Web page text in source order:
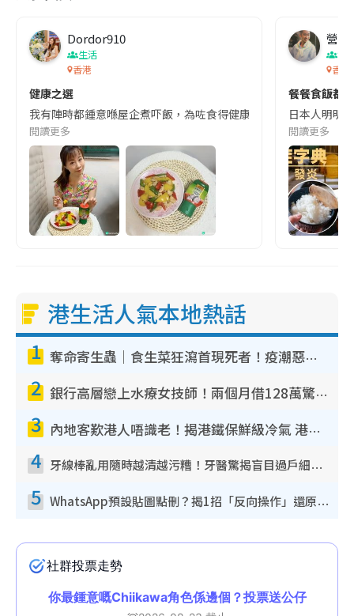
Dordor910
生活
香港
健康之選
我有陣時都鍾意喺屋企煮吓飯，為咗食得健康又美味，我最近愛
閱讀更多
營養
食
香港
餐餐食飯都
日本人明明
閱讀更多
港生活人氣本地熱話
1 奪命寄生蟲｜食生菜狂瀉首現死者！疫潮惡化錄1.8萬宗病例 揭洗菜3大謬誤
2 銀行高層戀上水療女技師！兩個月借128萬驚覺「沉船」沉落火海 揭背後疑似邪教操控賣淫
3 內地客歎港人唔識老！揭港鐵保鮮級冷氣 港人求放過：咪投訴
4 牙線棒亂用隨時越清越污糟！牙醫驚揭盲目過戶細菌恐致蛀牙：呢種先係日常真保養
5 WhatsApp預設貼圖點刪？揭1招「反向操作」還原簡潔介面 附3步實測教學